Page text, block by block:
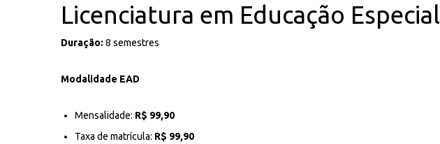
Licenciatura em Educação Especial
Duração: 8 semestres
Modalidade EAD
Mensalidade: R$ 99,90
Taxa de matrícula: R$ 99,90